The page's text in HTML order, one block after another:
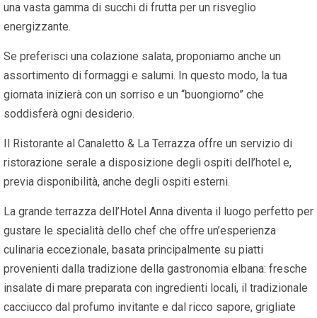
una vasta gamma di succhi di frutta per un risveglio
energizzante.
Se preferisci una colazione salata, proponiamo anche un
assortimento di formaggi e salumi. In questo modo, la tua
giornata inizierà con un sorriso e un “buongiorno” che
soddisferà ogni desiderio.
Il Ristorante al Canaletto & La Terrazza offre un servizio di
ristorazione serale a disposizione degli ospiti dell’hotel e,
previa disponibilità, anche degli ospiti esterni.
La grande terrazza dell’Hotel Anna diventa il luogo perfetto per
gustare le specialità dello chef che offre un’esperienza
culinaria eccezionale, basata principalmente su piatti
provenienti dalla tradizione della gastronomia elbana: fresche
insalate di mare preparata con ingredienti locali, il tradizionale
cacciucco dal profumo invitante e dal ricco sapore, grigliate